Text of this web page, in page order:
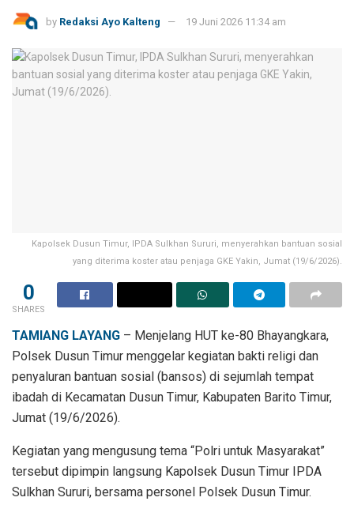
by Redaksi Ayo Kalteng 19 Juni 2026 11:34 am
Kapolsek Dusun Timur, IPDA Sulkhan Sururi, menyerahkan bantuan sosial
yang diterima koster atau penjaga GKE Yakin, Jumat (19/6/2026).
0
SHARES
TAMIANG LAYANG – Menjelang HUT ke-80 Bhayangkara,
Polsek Dusun Timur menggelar kegiatan bakti religi dan
penyaluran bantuan sosial (bansos) di sejumlah tempat
ibadah di Kecamatan Dusun Timur, Kabupaten Barito Timur,
Jumat (19/6/2026).
Kegiatan yang mengusung tema “Polri untuk Masyarakat”
tersebut dipimpin langsung Kapolsek Dusun Timur IPDA
Sulkhan Sururi, bersama personel Polsek Dusun Timur.